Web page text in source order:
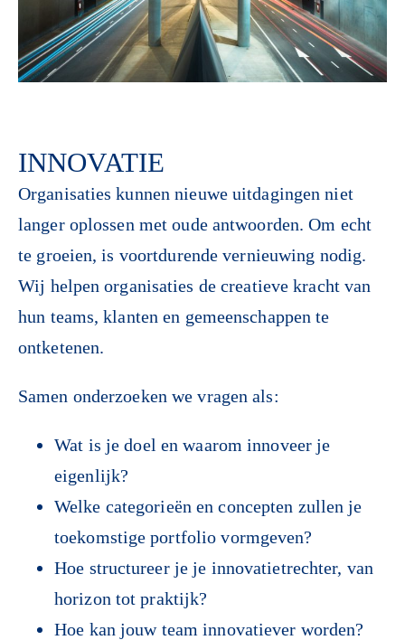
INNOVATIE
Organisaties kunnen nieuwe uitdagingen niet
langer oplossen met oude antwoorden. Om echt
te groeien, is voortdurende vernieuwing nodig.
Wij helpen organisaties de creatieve kracht van
hun teams, klanten en gemeenschappen te
ontketenen.
Samen onderzoeken we vragen als:
Wat is je doel en waarom innoveer je
eigenlijk?
Welke categorieën en concepten zullen je
toekomstige portfolio vormgeven?
Hoe structureer je je innovatietrechter, van
horizon tot praktijk?
Hoe kan jouw team innovatiever worden?